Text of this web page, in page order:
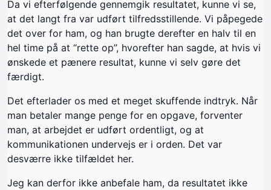
Da vi efterfølgende gennemgik resultatet, kunne vi se,
at det langt fra var udført tilfredsstillende. Vi påpegede
det over for ham, og han brugte derefter en halv til en
hel time på at “rette op”, hvorefter han sagde, at hvis vi
ønskede et pænere resultat, kunne vi selv gøre det
færdigt.
Det efterlader os med et meget skuffende indtryk. Når
man betaler mange penge for en opgave, forventer
man, at arbejdet er udført ordentligt, og at
kommunikationen undervejs er i orden. Det var
desværre ikke tilfældet her.
Jeg kan derfor ikke anbefale ham, da resultatet ikke